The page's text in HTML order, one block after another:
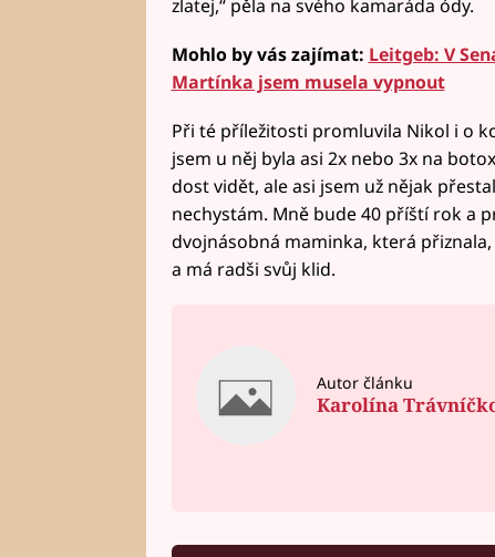
zlatej,“ pěla na svého kamaráda ódy.
Mohlo by vás zajímat: Leitgeb: V
Martínka jsem musela vypnout
Při té příležitosti promluvila Nikol i o
jsem u něj byla asi 2x nebo 3x na
dost vidět, ale asi jsem už nějak
nechystám. Mně bude 40 příští rok a
dvojnásobná maminka, která
a má radši svůj klid.
Autor článku
Karolína